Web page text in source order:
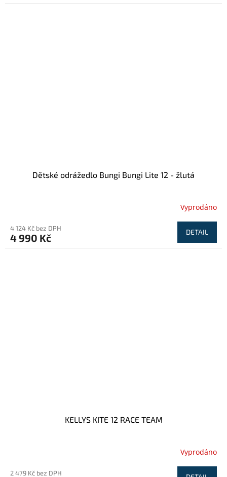
Dětské odrážedlo Bungi Bungi Lite 12 - žlutá
Vyprodáno
4 124 Kč bez DPH
4 990 Kč DETAIL
KELLYS KITE 12 RACE TEAM
Vyprodáno
2 479 Kč bez DPH